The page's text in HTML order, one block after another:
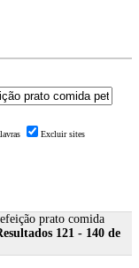
Excluir sites
prato comida
121 - 140 de